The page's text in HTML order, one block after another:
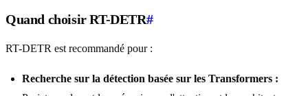
Quand choisir RT-DETR#
RT-DETR est recommandé pour :
Recherche sur la détection basée sur les Transformers :